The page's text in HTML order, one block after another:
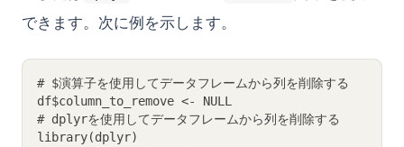
できます。次に例を示します。
# $演算子を使用してデータフレームから列を削除する
df$column_to_remove <- NULL
# dplyrを使用してデータフレームから列を削除する
library(dplyr)